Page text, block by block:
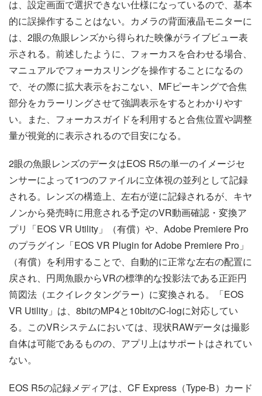
は、設定画面で選択できない仕様になっているので、基本
的に誤操作することはない。カメラの背面液晶モニターに
は、2眼の魚眼レンズから得られた映像がライブビュー表
示される。前述したように、フォーカスを合わせる場合、
マニュアルでフォーカスリングを操作することになるの
で、その際に拡大表示をおこない、MFピーキングで合焦
部分をカラーリングさせて強調表示をするとわかりやす
い。また、フォーカスガイドを利用すると合焦位置や調整
量が視覚的に表示されるので目安になる。
2眼の魚眼レンズのデータはEOS R5の単一のイメージセ
ンサーによって1つのファイルに立体視の並列として記録
される。レンズの構造上、左右が逆に記録されるが、キヤ
ノンから発売時に用意される予定のVR動画確認・変換ア
プリ「EOS VR Utility」（有償）や、Adobe Premiere Pro
のプラグイン「EOS VR Plugin for Adobe Premiere Pro」
（有償）を利用することで、自動的に正常な左右の配置に
戻され、円周魚眼からVRの標準的な投影法である正距円
筒図法（エクイレクタングラー）に変換される。「EOS
VR Utility」は、8bitのMP4と10bitのC-logに対応してい
る。このVRシステムにおいては、現状RAWデータは撮影
自体は可能であるものの、アプリ上はサポートはされてい
ない。
EOS R5の記録メディアは、CF Express（Type-B）カード